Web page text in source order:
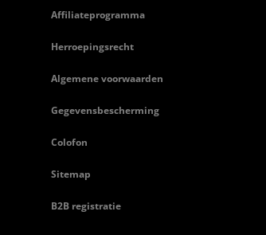
Affiliateprogramma
Herroepingsrecht
Algemene voorwaarden
Gegevensbescherming
Colofon
Sitemap
B2B registratie